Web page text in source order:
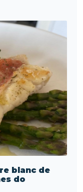
blanc de
do